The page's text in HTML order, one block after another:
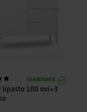
TILAUSTUOTE
lipasto 100 ovi+3